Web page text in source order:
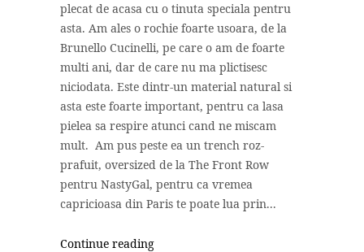
plecat de acasa cu o tinuta speciala pentru
asta. Am ales o rochie foarte usoara, de la
Brunello Cucinelli, pe care o am de foarte
multi ani, dar de care nu ma plictisesc
niciodata. Este dintr-un material natural si
asta este foarte important, pentru ca lasa
pielea sa respire atunci cand ne miscam
mult. Am pus peste ea un trench roz-
prafuit, oversized de la The Front Row
pentru NastyGal, pentru ca vremea
capricioasa din Paris te poate lua prin...
Continue reading